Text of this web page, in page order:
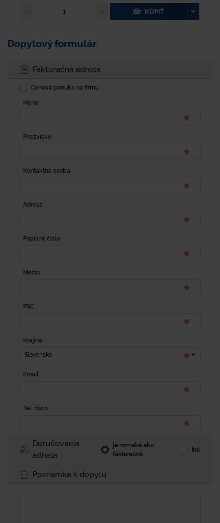
KÚPIŤ
Dopytový formulár
Fakturačná adresa
Cenová ponuka na firmu
Meno
Priezvisko
Kontaktná osoba
Adresa
Popisné číslo
Mesto
PSČ
Krajina
Slovensko
Email
Tel. číslo
Doručovacia
adresa
je rovnaká ako
fakturačná
Iná
Poznámka k dopytu